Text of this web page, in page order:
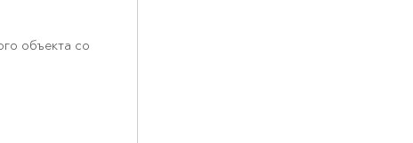
объекта со